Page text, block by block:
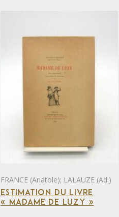
FRANCE (Anatole); LALAUZE (Ad.)
ESTIMATION DU LIVRE
« MADAME DE LUZY »